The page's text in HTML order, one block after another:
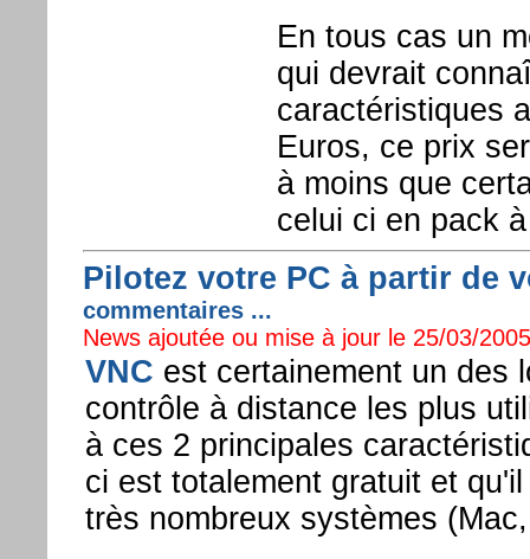
En tous cas un
qui devrait
caractéristiques
Euros, ce prix
à moins que
celui ci en pack
Pilotez votre PC à partir de
commentaires ...
News ajoutée ou mise à jour le 25/03/
VNC est certainement un des
contrôle à distance les plus
à ces 2 principales
ci est totalement gratuit et
très nombreux systèmes